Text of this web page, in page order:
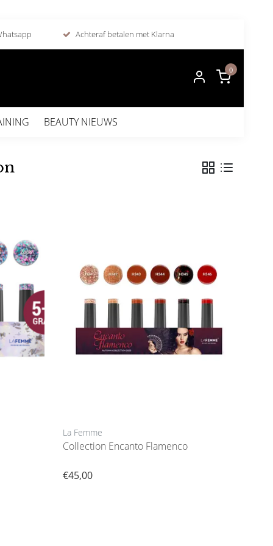
Achteraf betalen met Klarna
0
BEAUTY NIEUWS
La Femme
Collection Encanto Flamenco
€45,00